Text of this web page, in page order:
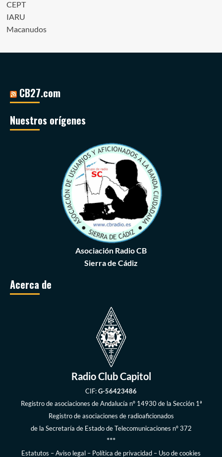
CEPT
IARU
Macanudos
CB27.com
Nuestros orígenes
Asociación Radio CB
Sierra de Cádiz
Acerca de
Radio Club Capitol
CIF:G-56423486
Registro de asociaciones de Andalucía nº 14930 de la Sección 1ª
Registro de asociaciones de radioaficionados
de la Secretaría de Estado de Telecomunicaciones nº 372
***
Estatutos –Aviso legal – Política de privacidad – Uso de cookies